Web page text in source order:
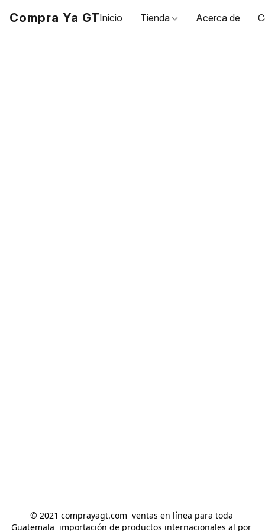
Compra Ya GTInicio Tienda Acerca de
© 2021 comprayagt.com  ventas en línea para toda
Guatemala  importación de productos internacionales al por